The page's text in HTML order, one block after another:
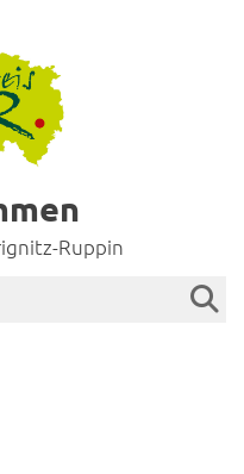
Ruppin